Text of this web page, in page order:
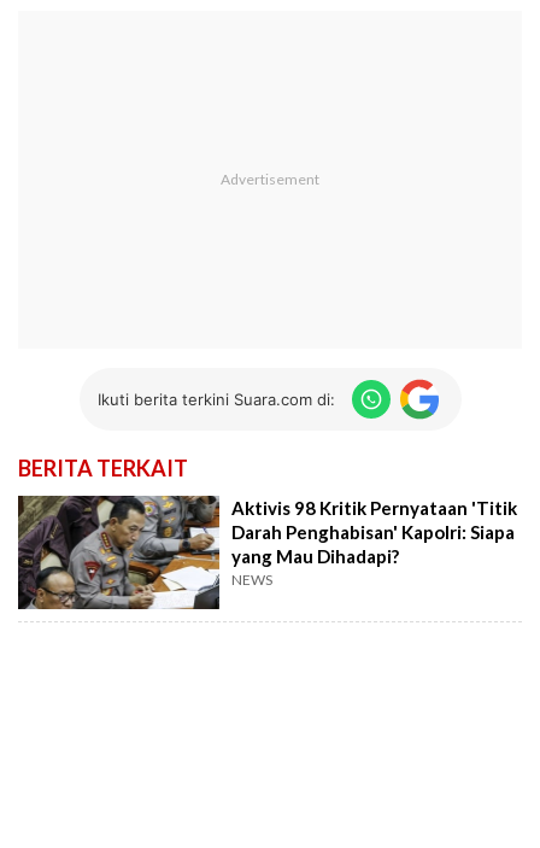
Ikuti berita terkini Suara.com di:
BERITA TERKAIT
Aktivis 98 Kritik Pernyataan 'Titik
Darah Penghabisan' Kapolri: Siapa
yang Mau Dihadapi?
NEWS